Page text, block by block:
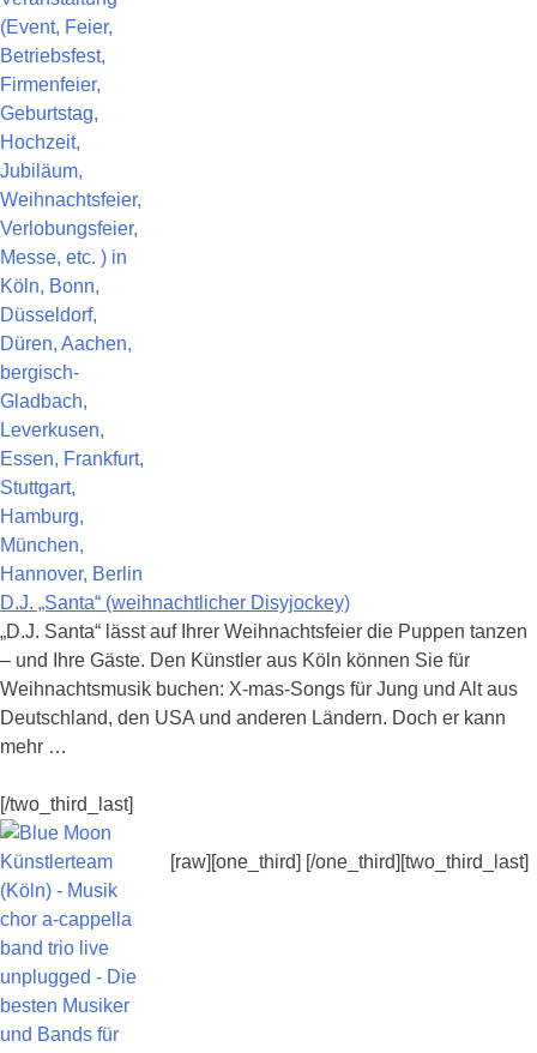
D.J. „Santa“ (weihnachtlicher Disyjockey)
„D.J. Santa“ lässt auf Ihrer Weihnachtsfeier die Puppen tanzen
– und Ihre Gäste. Den Künstler aus Köln können Sie für
Weihnachtsmusik buchen: X-mas-Songs für Jung und Alt aus
Deutschland, den USA und anderen Ländern. Doch er kann
mehr …
[/two_third_last]
[raw][one_third] [/one_third][two_third_last]